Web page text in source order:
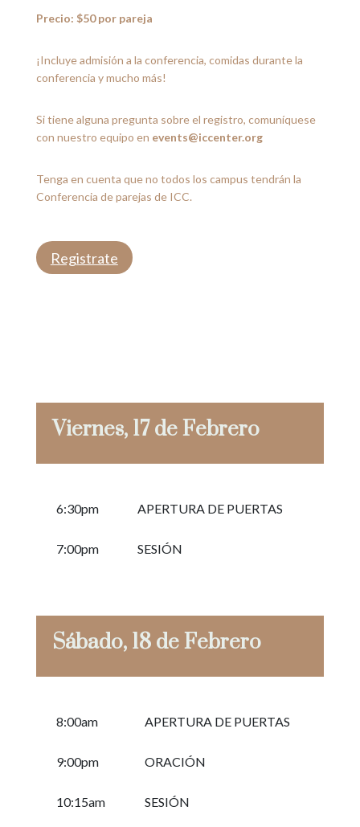
Precio: $50 por pareja
¡Incluye admisión a la conferencia, comidas durante la
conferencia y mucho más!
Si tiene alguna pregunta sobre el registro, comuníquese
con nuestro equipo en events@iccenter.org
Tenga en cuenta que no todos los campus tendrán la
Conferencia de parejas de ICC.
Registrate
Viernes, 17 de Febrero
6:30pm APERTURA DE PUERTAS
7:00pm SESIÓN
Sábado, 18 de Febrero
8:00am APERTURA DE PUERTAS
9:00pm ORACIÓN
10:15am SESIÓN